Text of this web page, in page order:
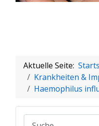
Aktuelle Seite:
Krankheiten &
Haemophilus
Suchen